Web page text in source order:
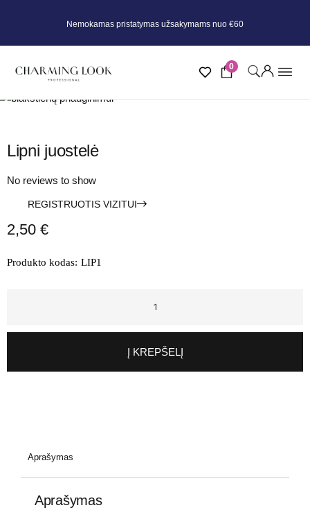
Nemokamas pristatymas užsakymams nuo €60
0
Lipni juostelė
No reviews to show
REGISTRUOTIS VIZITUI
2,50 €
Produkto kodas: LIP1
Į KREPŠELĮ
Aprašymas
Aprašymas